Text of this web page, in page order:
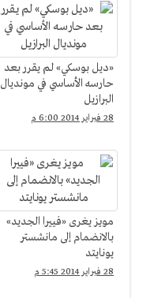
«ديل بوسكي» لم يقرر بعد
حارسه الأساسي في مونديال
البرازيل
28 فبراير 2014 6:00 م
مويز يغرى «فييرا الجديد»
بالانضمام إلى مانشستر
يونايتد
28 فبراير 2014 5:45 م